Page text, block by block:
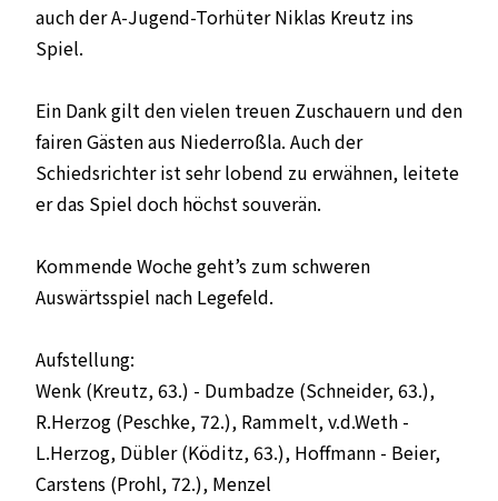
auch der A-Jugend-Torhüter Niklas Kreutz ins
Spiel.
Ein Dank gilt den vielen treuen Zuschauern und den
fairen Gästen aus Niederroßla. Auch der
Schiedsrichter ist sehr lobend zu erwähnen, leitete
er das Spiel doch höchst souverän.
Kommende Woche geht’s zum schweren
Auswärtsspiel nach Legefeld.
Aufstellung:
Wenk (Kreutz, 63.) - Dumbadze (Schneider, 63.),
R.Herzog (Peschke, 72.), Rammelt, v.d.Weth -
L.Herzog, Dübler (Köditz, 63.), Hoffmann - Beier,
Carstens (Prohl, 72.), Menzel